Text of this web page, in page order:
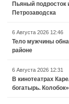
Пьяный подросток
Петрозаводска
6 Августа 2026 12:46
Тело мужчины
районе
6 Августа 2026 12:31
В кинотеатрах
богатырь. Колобок»